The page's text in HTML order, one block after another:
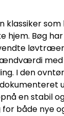
klassiker
hjem. Bøg
med
I den
en stabil
både nye